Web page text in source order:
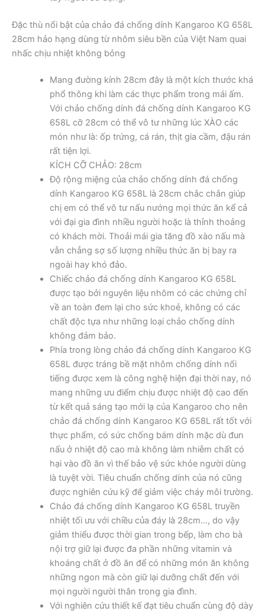
Đặc thù nổi bật của chảo đá chống dính Kangaroo KG 658L
28cm hảo hạng dùng từ nhôm siêu bền của Việt Nam quai
nhấc chịu nhiệt không bỏng
Mang đường kính 28cm đây là một kích thước khá
phổ thông khi làm các thực phẩm trong mái ấm.
Với chảo chống dính đá chống dính Kangaroo KG
658L cỡ 28cm có thể vô tư những lúc XÀO các
món như là: ốp trứng, cá rán, thịt gia cầm, đậu rán
rất tiện lợi.
KÍCH CỠ CHẢO: 28cm
Độ rộng miệng của chảo chống dính đá chống
dính Kangaroo KG 658L là 28cm chắc chắn giúp
chị em có thể vô tư nấu nướng mọi thức ăn kể cả
với đại gia đình nhiều người hoặc là thỉnh thoảng
có khách mời. Thoải mái gia tăng đồ xào nấu mà
vẫn chẳng sợ số lượng nhiều thức ăn bị bay ra
ngoài hay khó đảo.
Chiếc chảo đá chống dính Kangaroo KG 658L
được tạo bởi nguyên liệu nhôm có các chứng chỉ
về an toàn đem lại cho sức khoẻ, không có các
chất độc tựa như những loại chảo chống dính
không đảm bảo.
Phía trong lòng chảo đá chống dính Kangaroo KG
658L được tráng bề mặt nhôm chống dính nổi
tiếng được xem là công nghệ hiện đại thời nay, nó
mang những ưu điểm chịu được nhiệt độ cao đến
từ kết quả sáng tạo mới lạ của Kangaroo cho nên
chảo đá chống dính Kangaroo KG 658L rất tốt với
thực phẩm, có sức chống bám dính mặc dù đun
nấu ở nhiệt độ cao mà không làm nhiễm chất có
hại vào đồ ăn vì thế bảo vệ sức khỏe người dùng
là tuyệt vời. Tiêu chuẩn chống dính của nó cũng
được nghiên cứu kỹ để giảm việc cháy môi trường.
Chảo đá chống dính Kangaroo KG 658L truyền
nhiệt tối ưu với chiều của đáy là 28cm…, do vậy
giảm thiểu được thời gian trong bếp, làm cho bà
nội trợ giữ lại được đa phần những vitamin và
khoáng chất ở đồ ăn để có những món ăn không
những ngon mà còn giữ lại dưỡng chất đến với
mọi người người thân trong gia đình.
Với nghiên cứu thiết kế đạt tiêu chuẩn cùng độ dày